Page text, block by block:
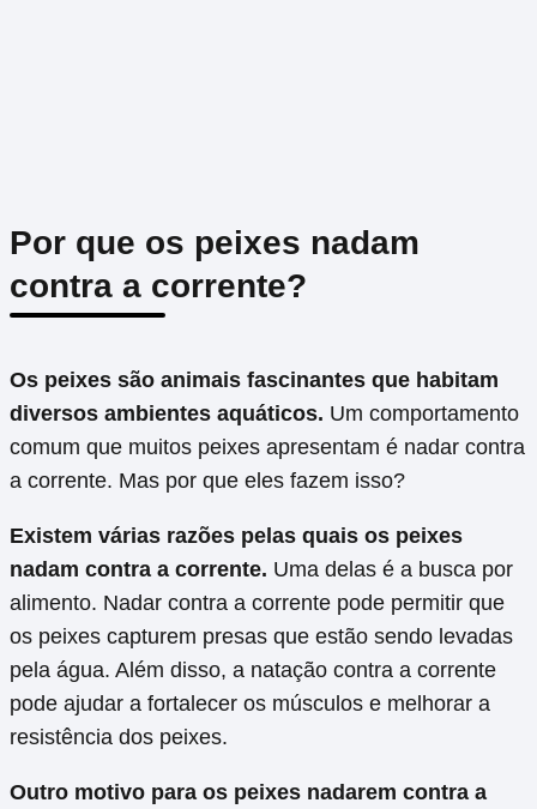
Por que os peixes nadam
contra a corrente?
Os peixes são animais fascinantes que habitam
diversos ambientes aquáticos. Um comportamento
comum que muitos peixes apresentam é nadar contra
a corrente. Mas por que eles fazem isso?
Existem várias razões pelas quais os peixes
nadam contra a corrente. Uma delas é a busca por
alimento. Nadar contra a corrente pode permitir que
os peixes capturem presas que estão sendo levadas
pela água. Além disso, a natação contra a corrente
pode ajudar a fortalecer os músculos e melhorar a
resistência dos peixes.
Outro motivo para os peixes nadarem contra a